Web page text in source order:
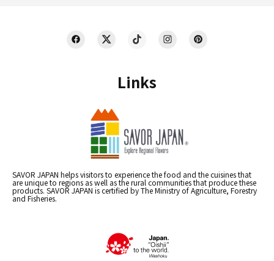
Links
SAVOR JAPAN helps visitors to experience the food and the cuisines that
are unique to regions as well as the rural communities that produce these
products. SAVOR JAPAN is certified by The Ministry of Agriculture, Forestry
and Fisheries.